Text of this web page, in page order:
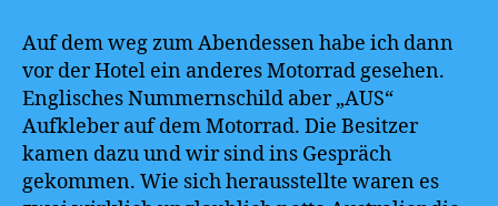
Auf dem weg zum Abendessen habe ich dann
vor der Hotel ein anderes Motorrad gesehen.
Englisches Nummernschild aber „AUS“
Aufkleber auf dem Motorrad. Die Besitzer
kamen dazu und wir sind ins Gespräch
gekommen. Wie sich herausstellte waren es